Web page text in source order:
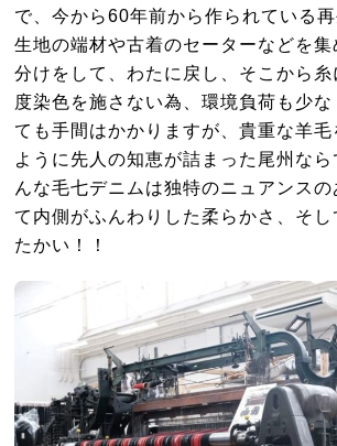
で、今から60年前から作られている再
生地の端材や古着のセーターなどを
分けをして、わたに戻し、そこから
度染色を施さない為、環境負荷も少な
ても手間はかかりますが、貴重な羊
ように先人の知恵が詰まった尾州な
んな毛七デニムは独特のニュアンスの
て内側がふんわりした柔らかさ、そし
たかい！！